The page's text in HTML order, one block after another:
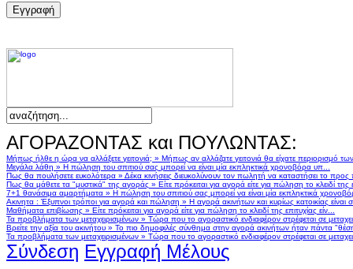
Eγγραφή
ΑΓΟΡΑΖΟΝΤΑΣ και ΠΟΥΛΩΝΤΑΣ:
Μήπως ήλθε η ώρα να αλλάξετε γειτονιά; » Μήπως αν αλλάζατε γειτονιά θα είχατε περιορισμό
Μεγάλα λάθη » Η πώληση του σπιτιού σας μπορεί να είναι μία εκπληκτικά χρονοβόρα υπ...
Πως θα πουλήσετε ευκολότερα » Δέκα κινήσεις διευκολύνουν τον πωλητή να καταστήσει το
Πως θα μάθετε τα "μυστικά" της αγοράς » Είτε πρόκειται για αγορά είτε για πώληση το κλειδί της
7+1 θανάσιμα αμαρτήματα » Η πώληση του σπιτιού σας μπορεί να είναι μία εκπληκτικά
Ακινητα : Έξυπνοι τρόποι για αγορά και πώληση » Η αγορά ακινήτων και κυρίως κατοικίας
Μαθήματα επιβίωσης » Είτε πρόκειται για αγορά είτε για πώληση το κλειδί της επιτυχίας είν...
Τα προβλήματα των μεταχειρισμένων » Τώρα που το αγοραστικό ενδιαφέρον στρέφεται σε
Βρείτε την αξία του ακινήτου » Το πιο δημοφιλές σύνθημα στην αγορά ακινήτων ήταν πάντα
Τα προβλήματα των μεταχειρισμένων » Τώρα που το αγοραστικό ενδιαφέρον στρέφεται σε
Σύνδεση Εγγραφή Μέλους